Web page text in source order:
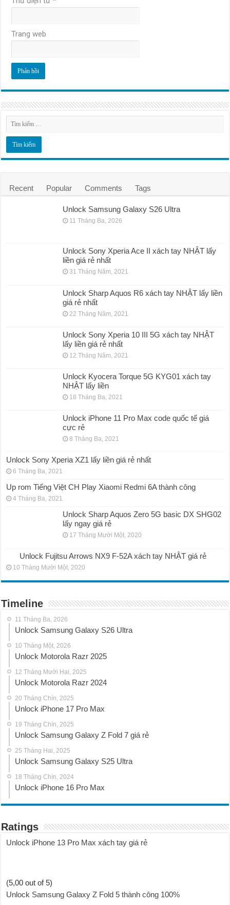
Trang web
Recent Popular Comments Tags
Unlock Samsung Galaxy S26 Ultra
11 Tháng Ba, 2026
Unlock Sony Xperia Ace II xách tay NHẬT lấy
liền giá rẻ nhất
31 Tháng Năm, 2021
Unlock Sharp Aquos R6 xách tay NHẬT lấy liền
giá rẻ nhất
22 Tháng Năm, 2021
Unlock Sony Xperia 10 III 5G xách tay NHẬT
lấy liền giá rẻ nhất
12 Tháng Năm, 2021
Unlock Kyocera Torque 5G KYG01 xách tay
NHẬT lấy liền
18 Tháng Ba, 2021
Unlock iPhone 11 Pro Max code quốc tế giá
cực rẻ
8 Tháng Ba, 2021
Unlock Sony Xperia XZ1 lấy liền giá rẻ nhất
6 Tháng Ba, 2021
Up rom Tiếng Việt CH Play Xiaomi Redmi 6A thành công
4 Tháng Ba, 2021
Unlock Sharp Aquos Zero 5G basic DX SHG02
lấy ngay giá rẻ
17 Tháng Mười Một, 2020
Unlock Fujitsu Arrows NX9 F-52A xách tay NHẬT giá rẻ
10 Tháng Mười Một, 2020
Timeline
11 Tháng Ba, 2026
Unlock Samsung Galaxy S26 Ultra
10 Tháng Một, 2026
Unlock Motorola Razr 2025
12 Tháng Mười Hai, 2025
Unlock Motorola Razr 2024
20 Tháng Chín, 2025
Unlock iPhone 17 Pro Max
19 Tháng Chín, 2025
Unlock Samsung Galaxy Z Fold 7 giá rẻ
25 Tháng Hai, 2025
Unlock Samsung Galaxy S25 Ultra
18 Tháng Chín, 2024
Unlock iPhone 16 Pro Max
Ratings
Unlock iPhone 13 Pro Max xách tay giá rẻ
(5,00 out of 5)
Unlock Samsung Galaxy Z Fold 5 thành công 100%